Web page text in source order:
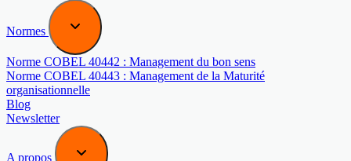
Normes
Norme COBEL 40442 : Management du bon sens
Norme COBEL 40443 : Management de la Maturité
organisationnelle
Blog
Newsletter
A propos